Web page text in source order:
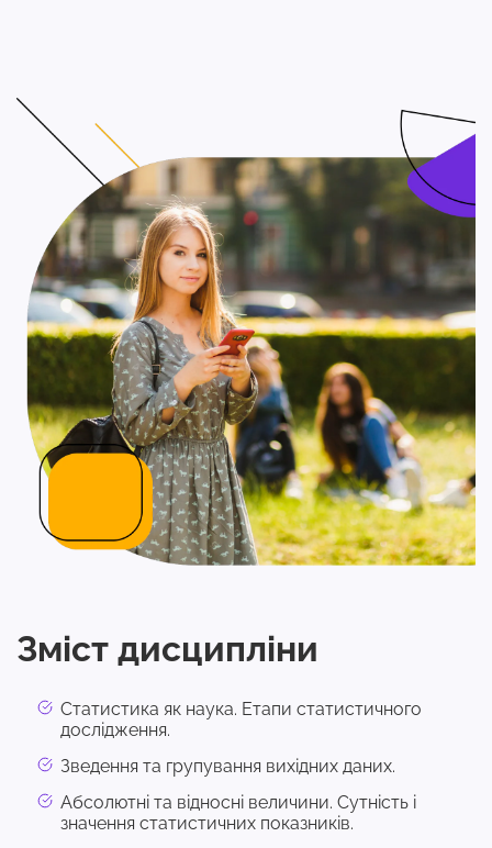
Зміст дисципліни
Статистика як наука. Етапи статистичного
дослідження.
Зведення та групування вихідних даних.
Абсолютні та відносні величини. Сутність і
значення статистичних показників.